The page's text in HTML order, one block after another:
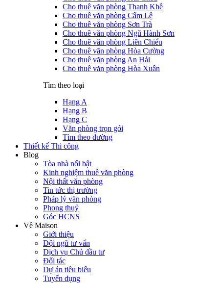
Cho thuê văn phòng Thanh Khê
Cho thuê văn phòng Cẩm Lệ
Cho thuê văn phòng Sơn Trà
Cho thuê văn phòng Ngũ Hành Sơn
Cho thuê văn phòng Liên Chiểu
Cho thuê văn phòng Hòa Cường
Cho thuê văn phòng An Hải
Cho thuê văn phòng Hòa Xuân
Tìm theo loại
Hạng A
Hạng B
Hạng C
Văn phòng trọn gói
Tìm theo đường
Thiết kế Thi công
Blog
Tòa nhà nổi bật
Kinh nghiệm thuê văn phòng
Nội thất văn phòng
Tin tức thị trường
Pháp lý văn phòng
Phong thuỷ
Góc HCNS
Về Maison
Giới thiệu
Đội ngũ tư vấn
Dịch vụ Chủ đầu tư
Đối tác
Dự án tiêu biểu
Tuyển dụng